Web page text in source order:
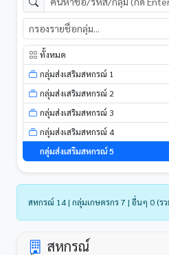
ทั้งหมด
กลุ่มส่งเสริมสหกรณ์ 1
กลุ่มส่งเสริมสหกรณ์ 2
กลุ่มส่งเสริมสหกรณ์ 3
กลุ่มส่งเสริมสหกรณ์ 4
กลุ่มส่งเสริมสหกรณ์ 5
สหกรณ์ 14 | กลุ่มเกษตรกร 7 | อื่นๆ 0 (ร
สหกรณ์